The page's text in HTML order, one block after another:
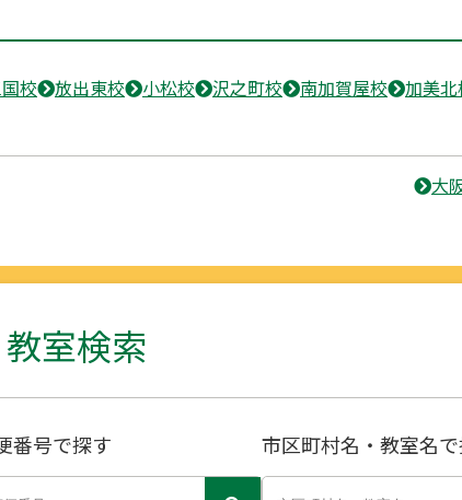
校 放出東校 小松校 沢之町校 南加賀屋校 加美北
大
教室検索
番号で探す 市区町村名・教室名